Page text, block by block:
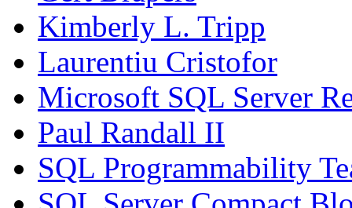
Kimberly L. Tripp
Laurentiu Cristofor
Microsoft SQL Server
Paul Randall II
SQL Programmability